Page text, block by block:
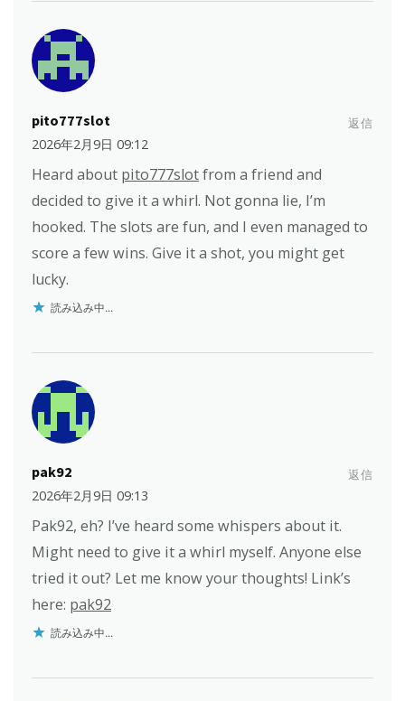
pito777slot
2026年2月9日 09:12
返信
Heard about pito777slotfrom a friend and
decided to give it a whirl. Not gonna lie, I’m
hooked. The slots are fun, and I even managed to
score a few wins. Give it a shot, you might get
lucky.
読み込み中...
pak92
2026年2月9日 09:13
返信
Pak92, eh? I’ve heard some whispers about it.
Might need to give it a whirl myself. Anyone else
tried it out? Let me know your thoughts! Link’s
here: pak92
読み込み中...